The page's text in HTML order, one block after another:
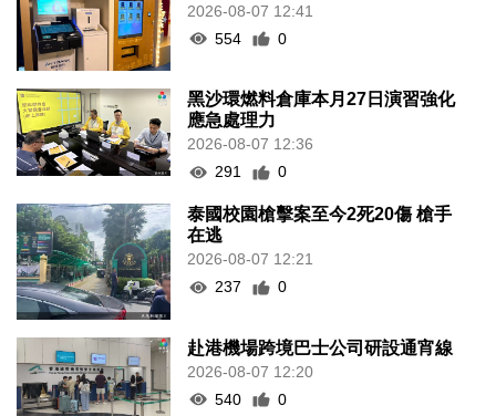
2026-08-07 12:41
554
0
黑沙環燃料倉庫本月27日演習強化
應急處理力
2026-08-07 12:36
291
0
泰國校園槍擊案至今2死20傷 槍手
在逃
2026-08-07 12:21
237
0
赴港機場跨境巴士公司研設通宵線
2026-08-07 12:20
540
0